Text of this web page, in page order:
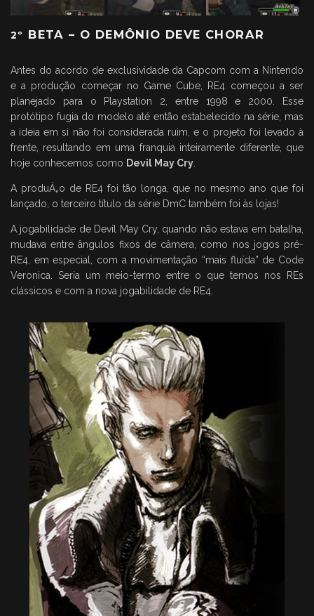
2º BETA – O DEMÔNIO DEVE CHORAR
Antes do acordo de exclusividade da Capcom com a Nintendo
e a produção começar no Game Cube, RE4 começou a ser
planejado para o Playstation 2, entre 1998 e 2000. Esse
protótipo fugia do modelo até então estabelecido na série, mas
a ideia em si não foi considerada ruim, e o projeto foi levado à
frente, resultando em uma franquia inteiramente diferente, que
hoje conhecemos como Devil May Cry
A produÁ„o de RE4 foi tão longa, que no mesmo ano que foi
lançado, o terceiro título da série DmC também foi às lojas!
A jogabilidade de Devil May Cry, quando não estava em batalha,
mudava entre ângulos fixos de câmera, como nos jogos pré-
RE4, em especial, com a movimentação “mais fluída” de Code
Veronica. Seria um meio-termo entre o que temos nos REs
clássicos e com a nova jogabilidade de RE4.